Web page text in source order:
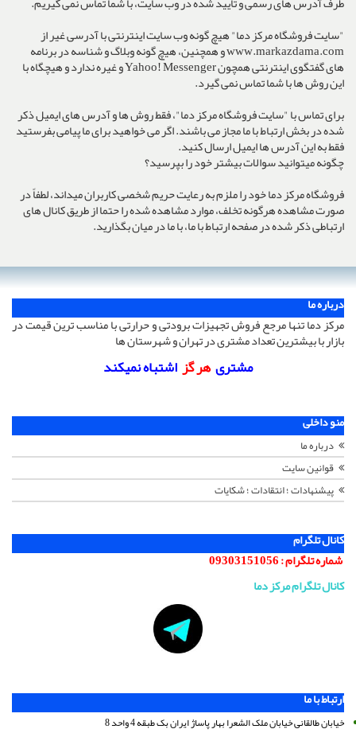
"سایت فروشگاه مرکز دما" هیچ گونه وب سایت اینترنتی با آدرسی غیر از
www.markazdama.com و همچنین، هیچ گونه وبلاگ و شناسه در برنامه
های گفتگوی اینترنتی همچون Yahoo! Messenger و غیره ندارد و هیچگاه با
این روش ها با شما تماس نمی گیرد.
برای تماس با "سایت فروشگاه مرکز دما"، فقط روش ها و آدرس های ایمیل ذکر
شده در بخش ارتباط با ما مجاز می باشند. اگر می خواهید برای ما پیامی بفرستید
فقط به این آدرس ها ایمیل ارسال کنید.
چگونه میتوانید سوالات بیشتر خود را بپرسید؟
فروشگاه مرکز دما خود را ملزم به رعایت حریم شخصی کاربران میداند، لطفاً در
صورت مشاهده هرگونه تخلف، موارد مشاهده شده را حتما از طریق کانال های
ارتباطی ذکر شده در صفحه ارتباط با ما، با ما در میان بگذارید.
درباره ما
مرکز دما تنها مرجع فروش تجهیزات برودتی و حرارتی با مناسب ترین قیمت در
بازار با بیشترین تعداد مشتری در تهران و شهرستان ها
مشتریهر گزاشتباه نمیکند
منو داخلی
درباره ما
قوانین سایت
پیشنهادات ؛ انتقادات ؛ شکایات
کانال تلگرام
شماره تلگرام :09303151056
کانال تلگرام مرکز دما
ارتباط با ما
خیابان طالقانی خیابان ملک الشعرا بهار پاساژ ایران بک طبقه 4 واحد 8